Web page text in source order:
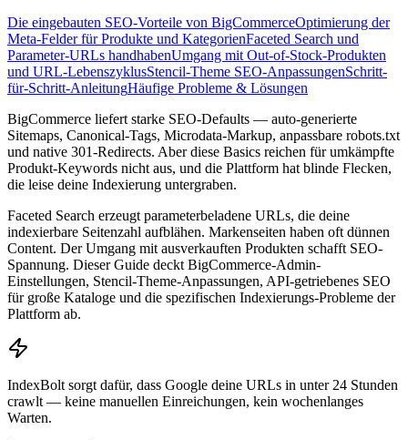
Die eingebauten SEO-Vorteile von BigCommerceOptimierung der
Meta-Felder für Produkte und KategorienFaceted Search und
Parameter-URLs handhabenUmgang mit Out-of-Stock-Produkten
und URL-LebenszyklusStencil-Theme SEO-AnpassungenSchritt-
für-Schritt-AnleitungHäufige Probleme & Lösungen
BigCommerce liefert starke SEO-Defaults — auto-generierte
Sitemaps, Canonical-Tags, Microdata-Markup, anpassbare robots.txt
und native 301-Redirects. Aber diese Basics reichen für umkämpfte
Produkt-Keywords nicht aus, und die Plattform hat blinde Flecken,
die leise deine Indexierung untergraben.
Faceted Search erzeugt parameterbeladene URLs, die deine
indexierbare Seitenzahl aufblähen. Markenseiten haben oft dünnen
Content. Der Umgang mit ausverkauften Produkten schafft SEO-
Spannung. Dieser Guide deckt BigCommerce-Admin-
Einstellungen, Stencil-Theme-Anpassungen, API-getriebenes SEO
für große Kataloge und die spezifischen Indexierungs-Probleme der
Plattform ab.
IndexBolt sorgt dafür, dass Google deine URLs in unter 24 Stunden
crawlt — keine manuellen Einreichungen, kein wochenlanges
Warten.